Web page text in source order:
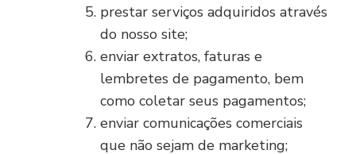
prestar serviços adquiridos através
do nosso site;
enviar extratos, faturas e
lembretes de pagamento, bem
como coletar seus pagamentos;
enviar comunicações comerciais
que não sejam de marketing;